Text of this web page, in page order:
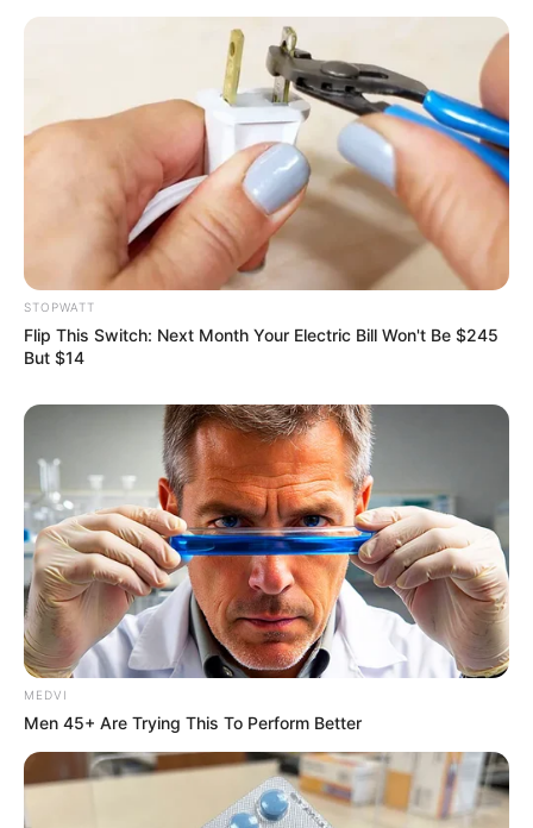
ถ้าตอบข้อ e. มากที่สุดผู้หญิงกลุ่มนี้เมื่อเข้าสังคมเธอจะ
เป็นดาวเด่น เธอชื่นชอบข้าวของ และศิลปะจากต่างแดน
น้ำหอมที่เหมาะกับคุณคือ กลิ่น ตะวัน
ออกที่ผสม spicy กลิ่น Musk และดอกไม้
ขอบคุณข้อมูลจาก www.botanicplus.com
กลิ่นน้ำหอม ดูดวง ทายใจน้ำหอม
น้ำหอม
แบบทดสอบ
แบบทดสอบน้ำหอม
นักเขียน
อิสฺวาสุ
เชื่อในสิ่งที่เฮ็ด เฮ็ดในสิ่งที่เชื่อ
STOPWATT
Flip This Switch: Next Month Your Electric Bill Won't Be $245
But $14
MEDVI
Men 45+ Are Trying This To Perform Better